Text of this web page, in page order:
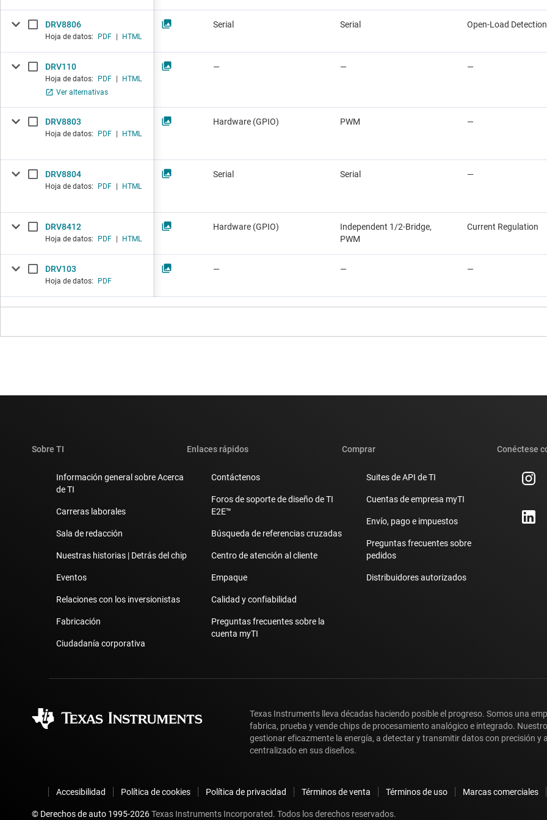
DRV8806
Hoja de datos: PDF HTML
DRV110
Hoja de datos: PDF
HTML
Ver alternativas
DRV8803
Hoja de datos: PDF HTML
DRV8804
Hoja de datos: PDF HTML
DRV8412
Hoja de datos: PDF HTML
DRV103
Hoja de datos: PDF
Serial Serial Open-Load Detection
— — —
Hardware (GPIO) PWM —
Serial Serial —
Hardware (GPIO)
Independent 1/2-Bridge,
PWM
Current Regulation
— — —
Sobre TI
Información general sobre Acerca
de TI
Carreras laborales
Sala de redacción
Nuestras historias | Detrás del chip
Eventos
Relaciones con los inversionistas
Fabricación
Ciudadanía corporativa
Enlaces rápidos
Contáctenos
Foros de soporte de diseño de TI
E2E™
Búsqueda de referencias cruzadas
Centro de atención al cliente
Empaque
Calidad y confiabilidad
Preguntas frecuentes sobre la
cuenta myTI
Comprar
Suites de API de TI
Cuentas de empresa myTI
Envío, pago e impuestos
Preguntas frecuentes sobre
pedidos
Distribuidores autorizados
Conéctese
Texas Instruments lleva décadas haciendo posible el progreso. Somos una
fabrica, prueba y vende chips de procesamiento analógico e integrado.
gestionar eficazmente la energía, a detectar y transmitir datos con precisión
centralizado en sus diseños.
Accesibilidad Política de cookies Política de privacidad Términos de venta Términos de uso Marcas comerciales
© Derechos de auto 1995-2026Texas Instruments Incorporated. Todos los derechos reservados.